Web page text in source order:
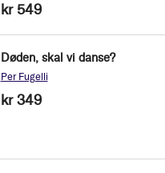
kr 549
Døden, skal vi danse?
Per Fugelli
kr 349